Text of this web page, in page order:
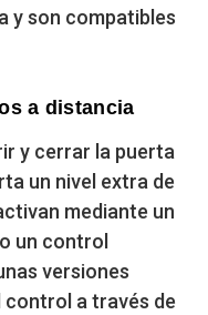
y son compatibles
a distancia
y cerrar la puerta
un nivel extra de
mediante un
un control
versiones
control a través de